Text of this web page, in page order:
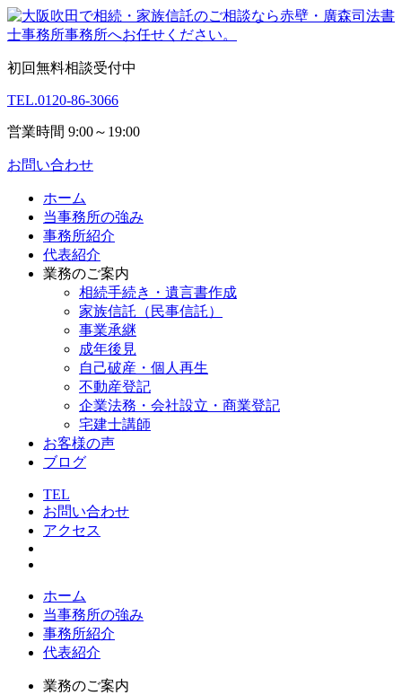
初回無料相談受付中
TEL.0120-86-3066
営業時間 9:00～19:00
お問い合わせ
ホーム
当事務所の強み
事務所紹介
代表紹介
業務のご案内
相続手続き・遺言書作成
家族信託（民事信託）
事業承継
成年後見
自己破産・個人再生
不動産登記
企業法務・会社設立・商業登記
宅建士講師
お客様の声
ブログ
TEL
お問い合わせ
アクセス
ホーム
当事務所の強み
事務所紹介
代表紹介
業務のご案内